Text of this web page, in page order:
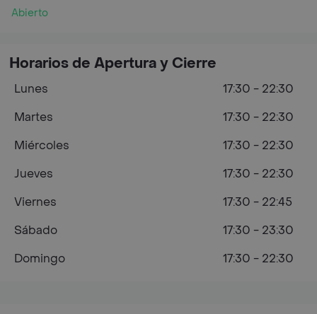
Abierto
Horarios de Apertura y Cierre
Lunes
17:30 - 22:30
Martes
17:30 - 22:30
Miércoles
17:30 - 22:30
Jueves
17:30 - 22:30
Viernes
17:30 - 22:45
Sábado
17:30 - 23:30
Domingo
17:30 - 22:30